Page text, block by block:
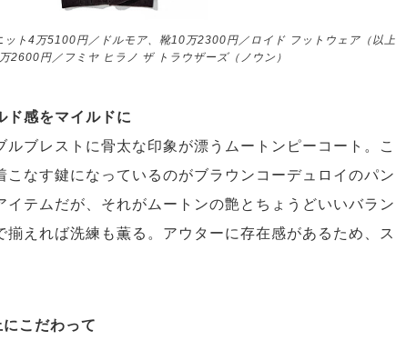
ト4万5100円／ドルモア、靴10万2300円／ロイド フットウェア（以上
円／フミヤ ヒラノ ザ トラウザーズ（ノウン）
ド感をマイルドに
ルブレストに骨太な印象が漂うムートンピーコート。こ
こなす鍵になっているのがブラウンコーデュロイのパン
イテムだが、それがムートンの艶とちょうどいいバラン
揃えれば洗練も薫る。アウターに存在感があるため、ス
こだわって